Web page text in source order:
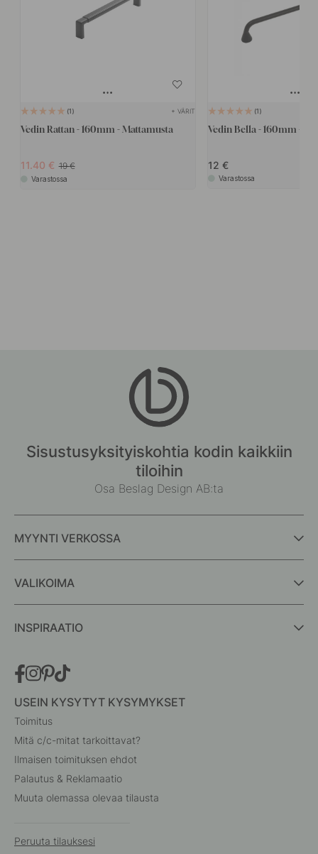
1 + VÄRIT
Vedin Rattan - 160mm - Mattamusta
11.40 19
Varastossa
1
Vedin Bella - 160mm -
12
Varastossa
Sisustusyksityiskohtia kodin kaikkiin
tiloihin
Osa Beslag Design AB:ta
MYYNTI VERKOSSA
VALIKOIMA
INSPIRAATIO
USEIN KYSYTYT KYSYMYKSET
Toimitus
Mitä c/c-mitat tarkoittavat?
Ilmaisen toimituksen ehdot
Palautus & Reklamaatio
Muuta olemassa olevaa tilausta
Peruuta tilauksesi